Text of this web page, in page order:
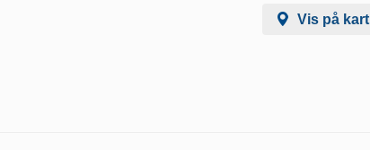
Vis på kart